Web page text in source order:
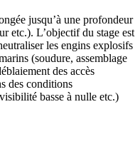
jusqu’à une profondeur
etc.). L’objectif du stage est
les engins explosifs
(soudure, assemblage
des accès
des conditions
basse à nulle etc.)